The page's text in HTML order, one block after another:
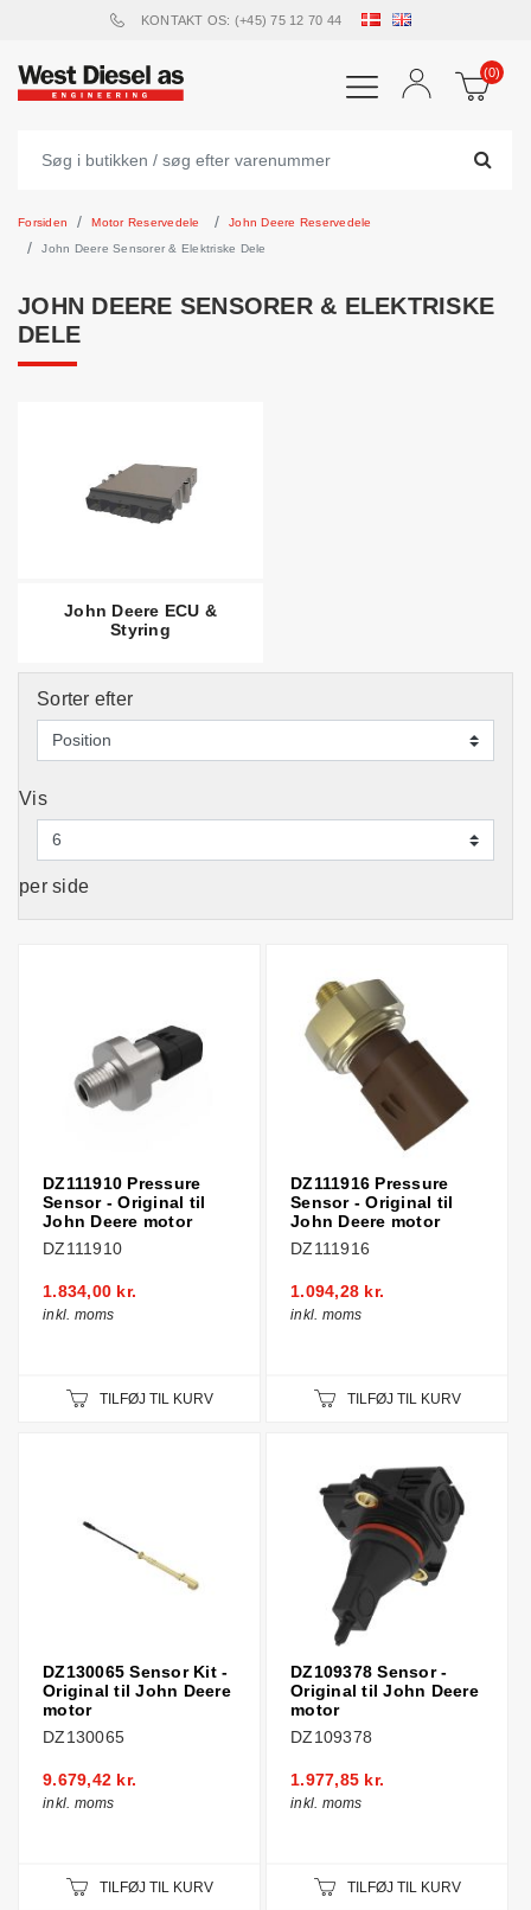
KONTAKT OS: (+45) 75 12 70 44
(0)
Forsiden Motor Reservedele
John Deere Reservedele
John Deere Sensorer & Elektriske Dele
JOHN DEERE SENSORER & ELEKTRISKE
DELE
John Deere ECU &
Styring
Sorter efter
Vis
per side
DZ111910 Pressure
Sensor - Original til
John Deere motor
DZ111910
1.834,00 kr.
inkl. moms
TILFØJ TIL KURV
DZ111916 Pressure
Sensor - Original til
John Deere motor
DZ111916
1.094,28 kr.
inkl. moms
TILFØJ TIL KURV
DZ130065 Sensor Kit -
Original til John Deere
motor
DZ130065
9.679,42 kr.
inkl. moms
TILFØJ TIL KURV
DZ109378 Sensor -
Original til John Deere
motor
DZ109378
1.977,85 kr.
inkl. moms
TILFØJ TIL KURV